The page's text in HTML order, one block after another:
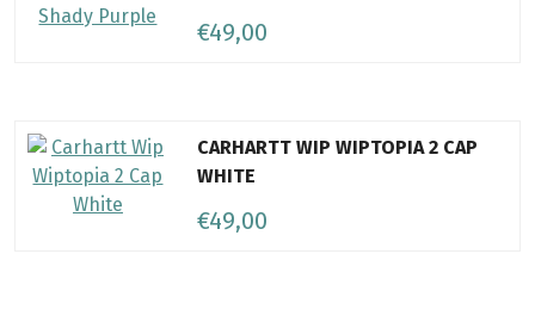
€49,00
CARHARTT WIP WIPTOPIA 2 CAP
WHITE
€49,00